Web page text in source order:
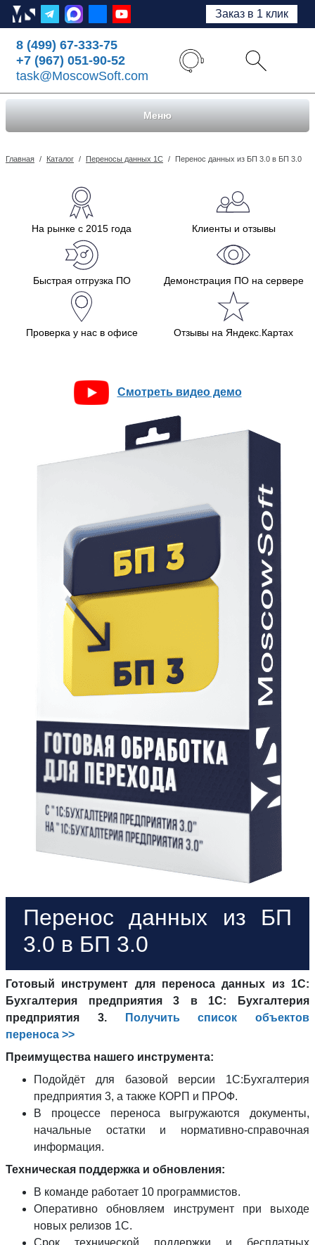
Заказ в 1 клик
8 (499) 67-333-75
+7 (967) 051-90-52
task@MoscowSoft.com
Меню
Главная / Каталог / Переносы данных 1С / Перенос данных из БП 3.0 в БП 3.0
На рынке с 2015 года Клиенты и отзывы
Быстрая отгрузка ПО Демонстрация ПО на сервере
Проверка у нас в офисе Отзывы на Яндекс.Картах
Смотреть видео демо
Перенос данных из БП
3.0 в БП 3.0
Готовый инструмент для переноса данных из 1С:
Бухгалтерия предприятия 3 в 1С: Бухгалтерия
предприятия 3.
Получить список объектов
переноса >>
Преимущества нашего инструмента:
Подойдёт для базовой версии 1С:Бухгалтерия
предприятия 3, а также КОРП и ПРОФ.
В процессе переноса выгружаются документы,
начальные остатки и нормативно-справочная
информация.
Техническая поддержка и обновления:
В команде работает 10 программистов.
Оперативно обновляем инструмент при выходе
новых релизов 1С.